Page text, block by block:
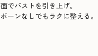
でバストを引き上げ。
ーンなしでもラクに整える。